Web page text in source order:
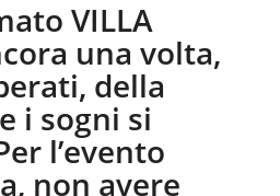
VILLA
una volta,
della
i sogni si
l’evento
non avere